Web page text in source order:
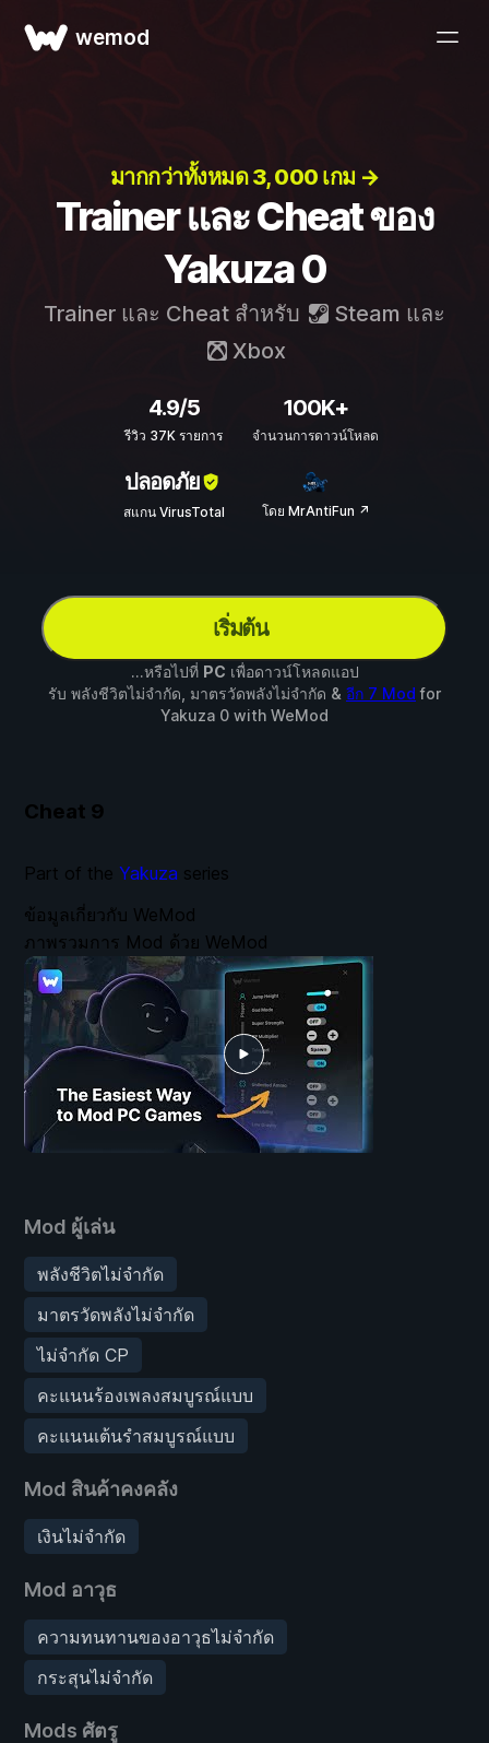
wemod
มากกว่าทั้งหมด 3, 000 เกม →
Trainer และ Cheat ของ
Yakuza 0
Trainer และ Cheat สำหรับ Steam และ
Xbox
4.9/5
รีวิว 37K รายการ
100K+
จำนวนการดาวน์โหลด
ปลอดภัย
สแกน VirusTotal โดย MrAntiFun ↗
เริ่มต้น
...หรือไปที่ PC เพื่อดาวน์โหลดแอป
รับ พลังชีวิตไม่จำกัด, มาตรวัดพลังไม่จำกัด & อีก 7 Mod for
Yakuza 0 with WeMod
Cheat 9
Mod ผู้เล่น
พลังชีวิตไม่จำกัด
มาตรวัดพลังไม่จำกัด
ไม่จำกัด CP
คะแนนร้องเพลงสมบูรณ์แบบ
คะแนนเต้นรำสมบูรณ์แบบ
Mod สินค้าคงคลัง
เงินไม่จำกัด
Mod อาวุธ
ความทนทานของอาวุธไม่จำกัด
กระสุนไม่จำกัด
Mods ศัตรู
ข้อมูลเกี่ยวกับ WeMod
ภาพรวมการ Mod ด้วย WeMod
Part of the Yakuza series